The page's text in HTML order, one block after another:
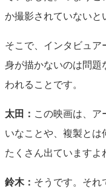
か撮影されていないと
そこで、インタビュア
身が描かないのは問題
われることです。
太田： この映画は、ア
いなことや、複製と
たくさん出ていますよ
鈴木： そうです。それ